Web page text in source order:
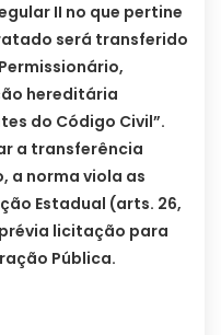
II no que pertine
será transferido
hereditária
do Código Civil”.
a transferência
a norma viola as
Estadual (arts. 26,
prévia licitação para
Pública.